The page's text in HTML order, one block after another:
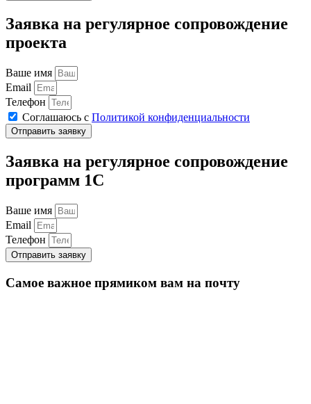
Заявка на регулярное сопровождение
проекта
Ваше имя
Email
Телефон
Соглашаюсь с Политикой конфиденциальности
Отправить заявку
Заявка на регулярное сопровождение
программ 1С
Ваше имя
Email
Телефон
Отправить заявку
Самое важное прямиком вам на почту